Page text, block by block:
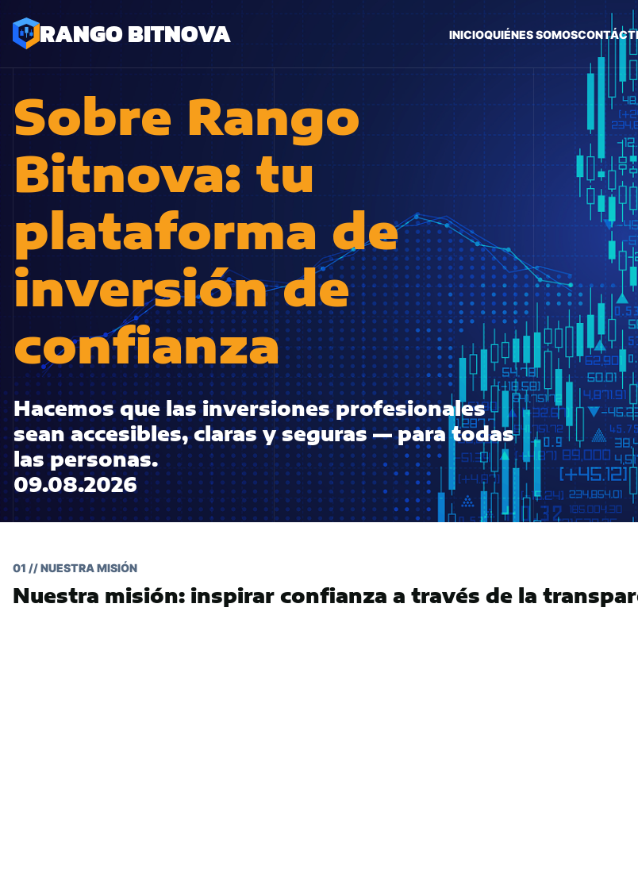
RANGO BITNOVA INICIOQUIÉNES SOMOS
Sobre Rango
Bitnova: tu
plataforma de
inversión de
confianza
Hacemos que las inversiones profesionales
sean accesibles, claras y seguras — para todas
las personas.
09.08.2026
01 // NUESTRA MISIÓN
Nuestra misión: inspirar confianza a través de la